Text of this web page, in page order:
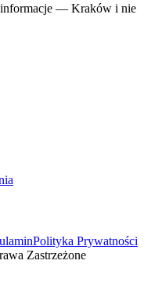
— Kraków i nie
Polityka Prywatności
Zastrzeżone